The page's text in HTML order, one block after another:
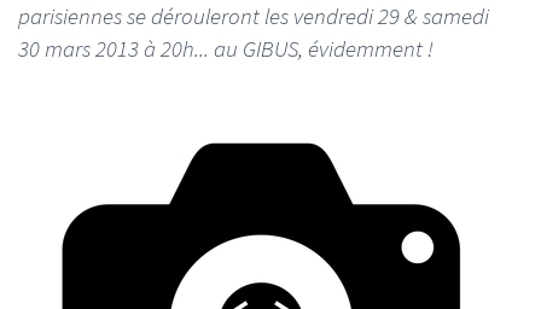
parisiennes se dérouleront les vendredi 29 & samedi
30 mars 2013 à 20h... au GIBUS, évidemment !